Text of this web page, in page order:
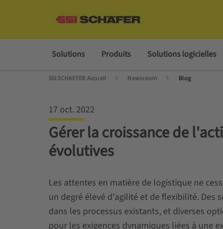
Solutions Produits Solutions logicielles
SSI SCHAEFER Accueil Newsroom Blog
17 oct. 2022
Gérer la croissance de
évolutives
Les attentes en matière de logistique ne
un degré élevé d'agilité et de flexibilité.
dans les processus existants, et diverses
pour les exigences dynamiques liées à une